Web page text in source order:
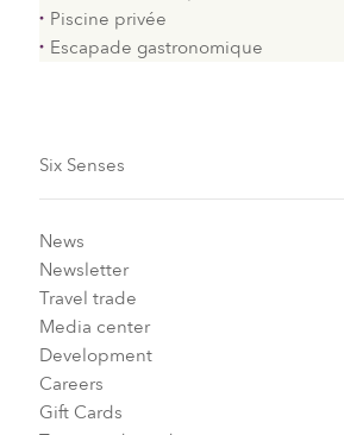
Piscine privée
Escapade gastronomique
Six Senses
News
Newsletter
Travel trade
Media center
Development
Careers
Gift Cards